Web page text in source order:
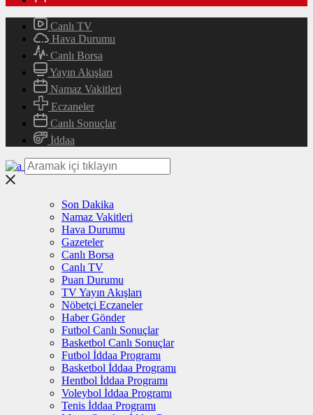
Canlı TV
Hava Durumu
Canlı Borsa
Yayın Akışları
Namaz Vakitleri
Eczaneler
Canlı Sonuçlar
İddaa
Son Dakika
Namaz Vakitleri
Hava Durumu
Gazeteler
Canlı Borsa
Canlı TV
Puan Durumu
TV Yayın Akışları
Nöbetçi Eczaneler
Haber Gönder
Futbol Canlı Sonuçlar
Basketbol Canlı Sonuçlar
Futbol İddaa Programı
Basketbol İddaa Programı
Hentbol İddaa Programı
Voleybol İddaa Programı
Tenis İddaa Programı